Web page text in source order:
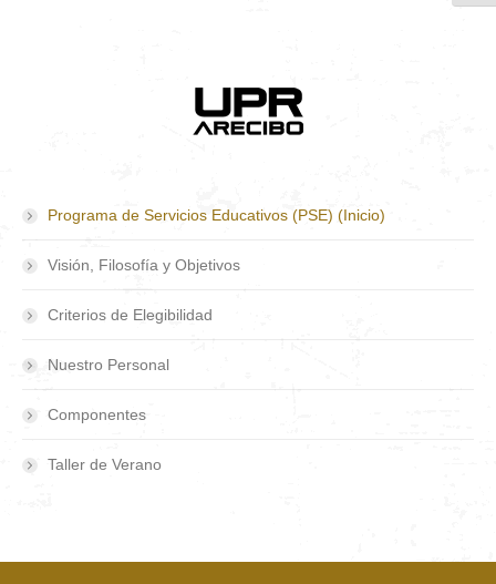
Programa de Servicios Educativos (PSE) (Inicio)
Visión, Filosofía y Objetivos
Criterios de Elegibilidad
Nuestro Personal
Componentes
Taller de Verano